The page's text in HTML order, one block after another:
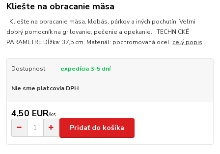
Kliešte na obracanie mäsa
Kliešte na obracanie mäsa, klobás, párkov a iných pochutín. Veľmi
dobrý pomocník na grilovanie, pečenie a opekanie. TECHNICKÉ
PARAMETRE Dĺžka: 37,5 cm. Materiál: pochromovaná ocel. celý popis
Dostupnosť expedícia 3-5 dní
Nie sme platcovia DPH
4,50 EUR/ks
Pridať do košíka